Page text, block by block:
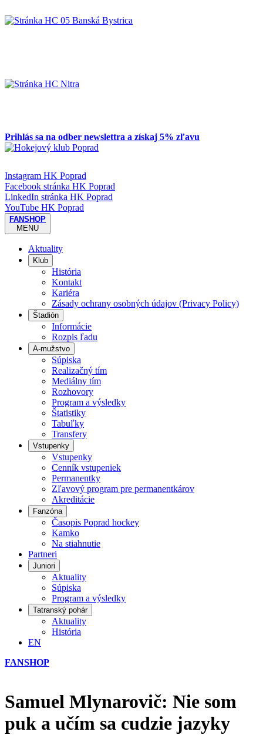
Prihlás sa na odber newslettra a získaj 5% zľavu
Instagram HK Poprad
Facebook stránka HK Poprad
LinkedIn stránka HK Poprad
YouTube HK Poprad
FANSHOP
MENU
Aktuality
Klub
História
Kontakt
Kariéra
Zásady ochrany osobných údajov (Privacy Policy)
Štadión
Informácie
Rozpis ľadu
A-mužstvo
Súpiska
Realizačný tím
Mediálny tím
Rozhovory
Program a výsledky
Štatistiky
Tabuľky
Transfery
Vstupenky
Vstupenky
Cenník vstupeniek
Permanentky
Zľavový program pre permanentkárov
Akreditácie
Fanzóna
Časopis Poprad hockey
Kamko
Na stiahnutie
Partneri
Juniori
Aktuality
Súpiska
Program a výsledky
Tatranský pohár
Aktuality
História
EN
FANSHOP
Samuel Mlynarovič: Nie som
puk a učím sa cudzie jazyky